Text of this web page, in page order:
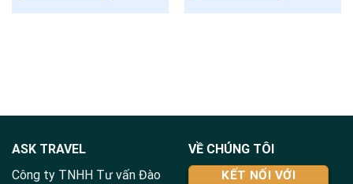
ASK TRAVEL
Công ty TNHH Tư vấn Đào
VỀ CHÚNG TÔI
KẾT NỐI VỚI